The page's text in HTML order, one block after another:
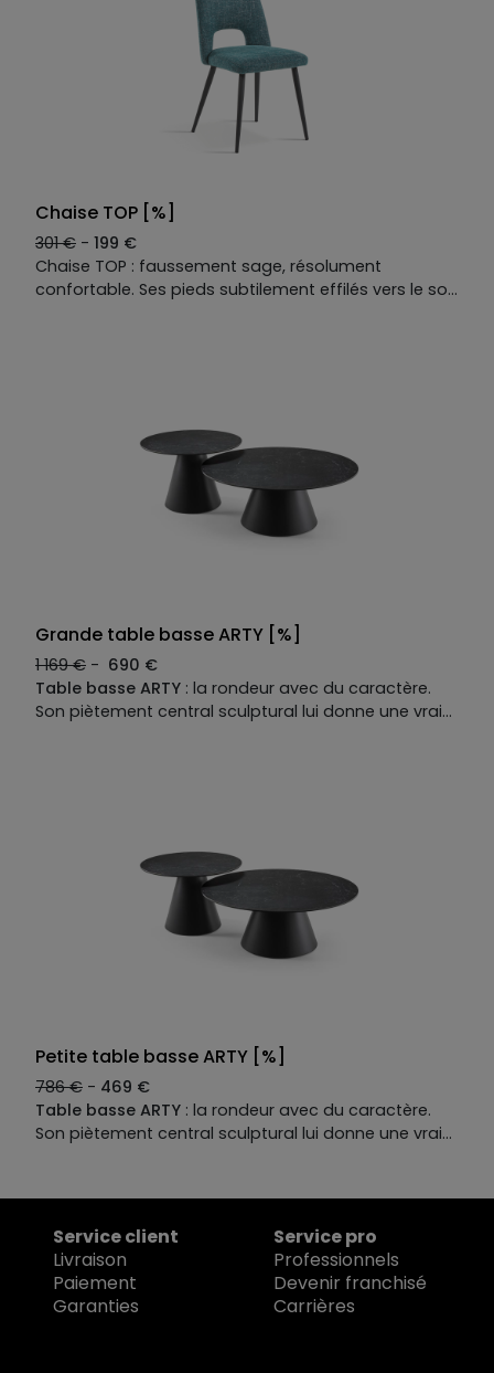
pour créer une silhouette fluide et enveloppante. Sa
coque galbée épouse le corps avec douceur, tandis
que son pied central à quatre branches affirme un
caractère résolument contemporain. Disponible en
tissu ou en cuir, la chaise Chill conjugue confort,
élégance et intemporalité.
Résultat : une chaise design haut de gamme faite
Chaise TOP [%]
301 € - 199 €
Chaise TOP : faussement sage, résolument
confortable. Ses pieds subtilement effilés vers le sol
pensaient juste s’asseoir quelques minutes.
Grande table basse ARTY [%]
1 169 € - 690 €
Table basse ARTY : la rondeur avec du caractère.
Son piètement central sculptural lui donne une vraie
contemporaine et bout de canapé ARTY.
Petite table basse ARTY [%]
786 € - 469 €
Table basse ARTY : la rondeur avec du caractère.
Son piètement central sculptural lui donne une vraie
qui affirme le salon avec style, tout en offrant
l’entretien facile du quotidien. Le meilleur des deux
mondes, résumé en une table.Table basse
contemporaine et bout de canapé ARTY.
Service client
Livraison
Paiement
Garanties
Service pro
Professionnels
Devenir franchisé
Carrières